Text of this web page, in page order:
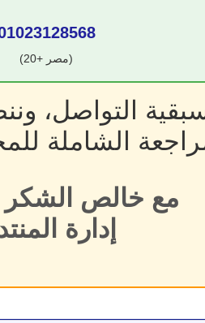
(مصر +20)
التواصل،
الشاملة
مع خالص الشكر
إدارة